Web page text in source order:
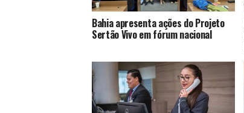
Bahia apresenta ações do Projeto
Sertão Vivo em fórum nacional